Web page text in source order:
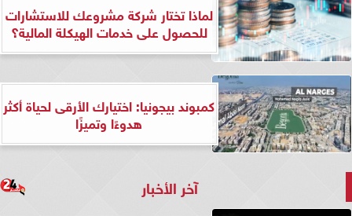
لماذا تختار شركة مشروعك للاستشارات
للحصول على خدمات الهيكلة المالية؟
كمبوند بيجونيا: اختيارك الأرقى لحياة أكثر
هدوءًا وتميزًا
آخر الأخبار